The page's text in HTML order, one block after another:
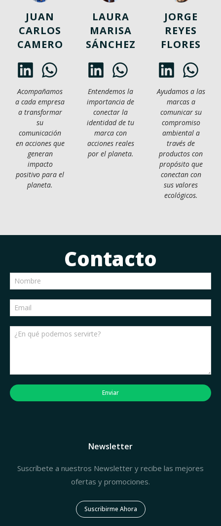
JUAN
CARLOS
CAMERO
Acompañamos
a cada empresa
a transformar
su
comunicación
en acciones que
generan
impacto
positivo para el
planeta.
LAURA
MARISA
SÁNCHEZ
Entendemos la
importancia de
conectar la
identidad de tu
marca con
acciones reales
por el planeta.
JORGE
REYES
FLORES
Ayudamos a las
marcas a
comunicar su
compromiso
ambiental a
través de
productos con
propósito que
conectan con
sus valores
ecológicos.
Contacto
Enviar
Newsletter
Suscríbete a nuestros Newsletter y recibe las mejores
ofertas y promociones.
Suscribirme Ahora